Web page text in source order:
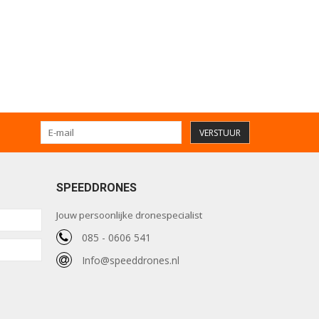
VERSTUUR
SPEEDDRONES
Jouw persoonlijke dronespecialist
085 - 0606 541
Info@speeddrones.nl